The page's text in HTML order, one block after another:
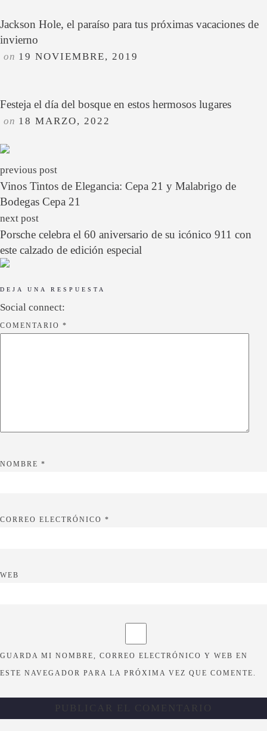
Jackson Hole, el paraíso para tus próximas vacaciones de
invierno
on 19 NOVIEMBRE, 2019
Festeja el día del bosque en estos hermosos lugares
on 18 MARZO, 2022
previous post
Vinos Tintos de Elegancia: Cepa 21 y Malabrigo de
Bodegas Cepa 21
next post
Porsche celebra el 60 aniversario de su icónico 911 con
este calzado de edición especial
DEJA UNA RESPUESTA
Social connect:
COMENTARIO *
NOMBRE *
CORREO ELECTRÓNICO *
WEB
GUARDA MI NOMBRE, CORREO ELECTRÓNICO Y WEB EN
ESTE NAVEGADOR PARA LA PRÓXIMA VEZ QUE COMENTE.